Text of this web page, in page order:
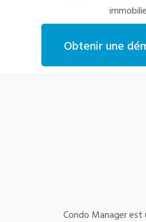
Obtenir une
Condo Manager est